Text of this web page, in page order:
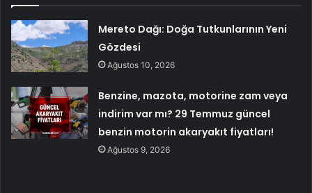
Mereto Dağı: Doğa Tutkunlarının Yeni
Gözdesi
Ağustos 10, 2026
Benzine, mazota, motorine zam veya
indirim var mı? 29 Temmuz güncel
benzin motorin akaryakıt fiyatları!
Ağustos 9, 2026